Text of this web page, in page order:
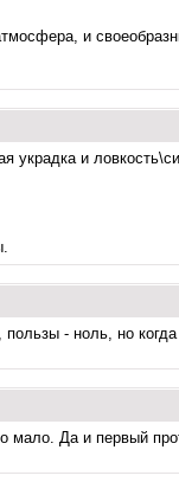
и
и
- ноль, но
Да и первый